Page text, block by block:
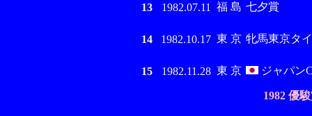
13 1982.07.11 福 島 七夕賞
14 1982.10.17 東 京 牝馬東京タ
15 1982.11.28 東 京 ジャパン
1982 優